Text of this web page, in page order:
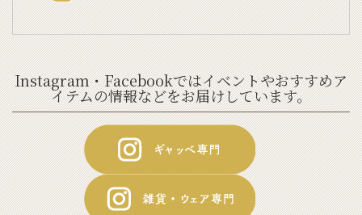
Instagram・Facebookではイベントやおすすめア
イテムの情報などをお届けしています。